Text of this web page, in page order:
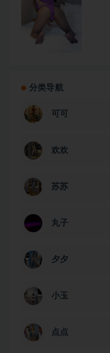
分类导航
可可
欢欢
苏苏
丸子
夕夕
小玉
点点